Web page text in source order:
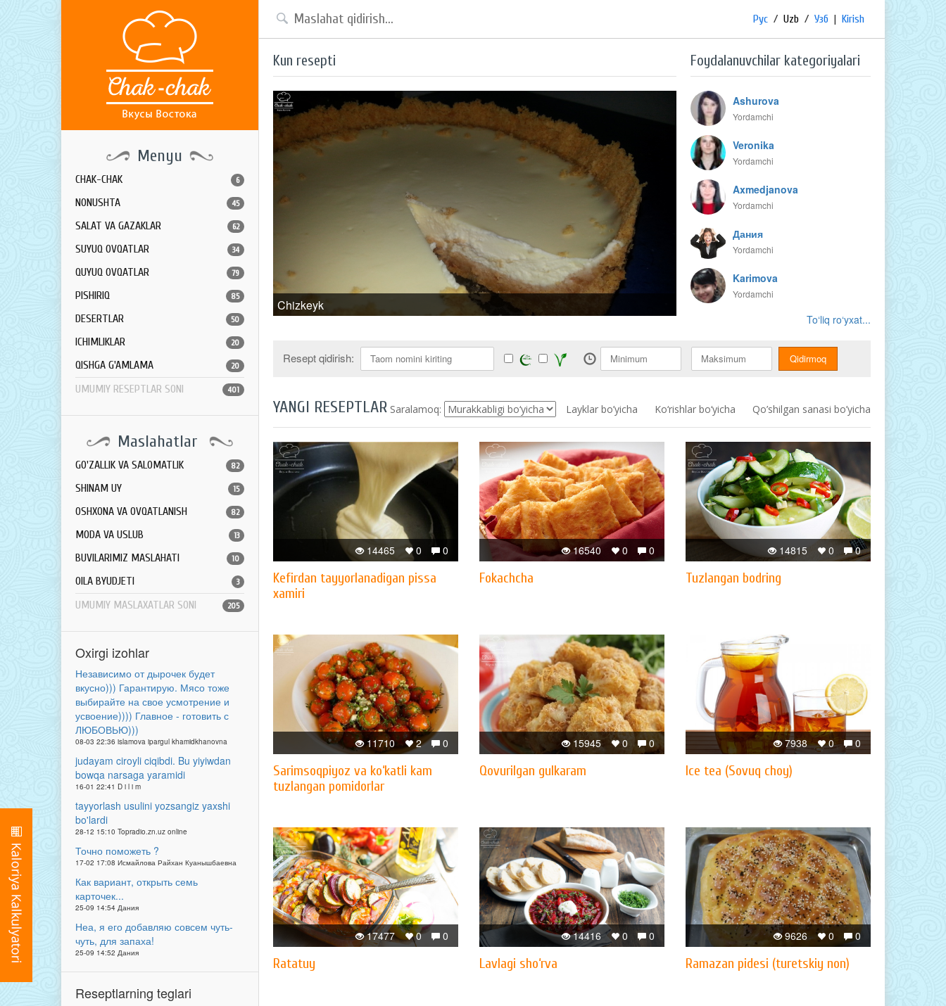
Menyu
CHAK-CHAK 6
NONUSHTA 45
SALAT VA GAZAKLAR 62
SUYUQ OVQATLAR 34
QUYUQ OVQATLAR 79
PISHIRIQ 85
DESERTLAR 50
ICHIMLIKLAR 20
QISHGA G'AMLAMA 20
UMUMIY RESEPTLAR SONI 401
Maslahatlar
GO'ZALLIK VA SALOMATLIK 82
SHINAM UY 15
OSHXONA VA OVQATLANISH 82
MODA VA USLUB 13
BUVILARIMIZ MASLAHATI 10
OILA BYUDJETI 3
UMUMIY MASLAXATLAR SONI 205
Oxirgi izohlar
Независимо от дырочек будет
вкусно))) Гарантирую. Мясо тоже
выбирайте на свое усмотрение и
усвоение)))) Главное - готовить с
ЛЮБОВЬЮ)))
08-03 22:36 islamova ipargul khamidkhanovna
judayam ciroyli ciqibdi. Bu yiyiwdan
bowqa narsaga yaramidi
16-01 22:41 D i l i m
tayyorlash usulini yozsangiz yaxshi
bo'lardi
28-12 15:10 Topradio.zn.uz online
Точно поможеть ?
17-02 17:08 Исмайлова Райхан Куанышбаевна
Как вариант, открыть семь
карточек...
25-09 14:54 Дания
Неа, я его добавляю совсем чуть-
чуть, для запаха!
25-09 14:52 Дания
Reseptlarning teglari
Рус / Uzb / Узб | Kirish
Kun resepti
Chizkeyk
Foydalanuvchilar kategoriyalari
Ashurova
Yordamchi
Veronika
Yordamchi
Axmedjanova
Yordamchi
Дания
Yordamchi
Karimova
Yordamchi
To‘liq ro‘yxat...
Resept qidirish:
YANGI RESEPTLAR Saralamoq: Layklar bo’yicha Ko‘rishlar bo‘yicha Qo’shilgan sanasi bo’yicha
0
0
14465
Kefirdan tayyorlanadigan pissa
xamiri
0
0
16540
Fokachcha
0
0
14815
Tuzlangan bodring
0
2
11710
Sarimsoqpiyoz va ko‘katli kam
tuzlangan pomidorlar
0
0
15945
Qovurilgan gulkaram
0
0
7938
Ice tea (Sovuq choy)
0
0
17477
Ratatuy
0
0
14416
Lavlagi sho‘rva
0
0
9626
Ramazan pidesi (turetskiy non)